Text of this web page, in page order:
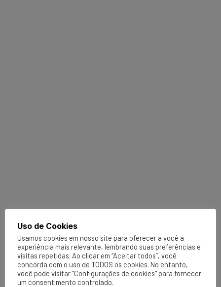
Uso de Cookies
Usamos cookies em nosso site para oferecer a você a
experiência mais relevante, lembrando suas preferências e
visitas repetidas. Ao clicar em “Aceitar todos”, você
concorda com o uso de TODOS os cookies. No entanto,
você pode visitar "Configurações de cookies" para fornecer
um consentimento controlado.